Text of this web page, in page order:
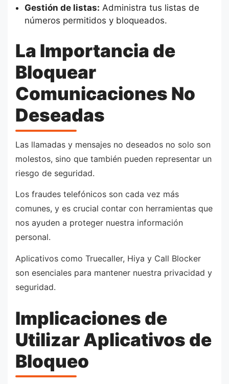
Gestión de listas: Administra tus listas de
números permitidos y bloqueados.
La Importancia de
Bloquear
Comunicaciones No
Deseadas
Las llamadas y mensajes no deseados no solo son
molestos, sino que también pueden representar un
riesgo de seguridad.
Los fraudes telefónicos son cada vez más
comunes, y es crucial contar con herramientas que
nos ayuden a proteger nuestra información
personal.
Aplicativos como Truecaller, Hiya y Call Blocker
son esenciales para mantener nuestra privacidad y
seguridad.
Implicaciones de
Utilizar Aplicativos de
Bloqueo